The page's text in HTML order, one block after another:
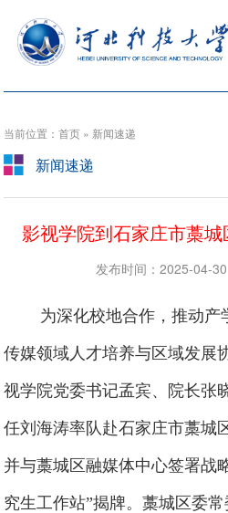
当前位置：首页 » 新闻速递
新闻速递
影视学院到石家庄市藁
发布时间：2025-04-30
为深化校地合作，推动
传媒领域人才培养与区域发展
视学院党委书记孟宾、院长张
任刘海涛率队赴石家庄市藁城
并与藁城区融媒体中心签署战
究生工作站”揭牌。藁城区委